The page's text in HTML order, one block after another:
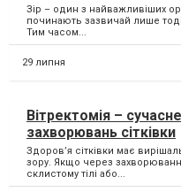
Зір – один з найважливіших
починають зазвичай лише
Тим часом...
29 липня
Вітректомія –
захворювань сітківки
Здоров’я сітківки має
зору. Якщо через
склистому тілі або...